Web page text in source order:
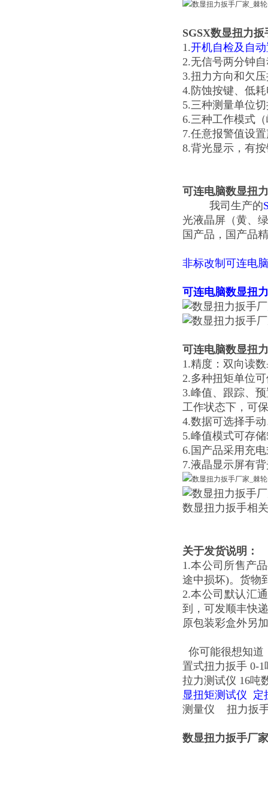
SGSX数显扭力扳
1.开机自检及自
2.无信号两分钟
3.扭力方向和欠
4.防蚀按键、低
5.三种测量单位
6.三种工作模式
7.任意报警值设
8.背光显示，有
可连电脑数显扭
我司生产的
光液晶屏（黄、
国产品，国产品
非标改制可连电
可连电脑数显扭
可连电脑数显扭
1.精度：双向读
2.多种扭矩单位
3.峰值、跟踪、
工作状态下，可
4.数据可选择手
5.峰值模式可存
6.国产品采用充
7.液晶显示屏有
数显扭力扳手相
关于发货说明：
1.本公司所售产
途中损坏)。货物
2.本公司默认汇
到，可发顺丰快
原包装彩盒外另
你可能很想知道
置式扭力扳手 0-1
拉力测试仪 16吨
显扭矩测试仪
测量仪 扭力扳
数显扭力扳手厂